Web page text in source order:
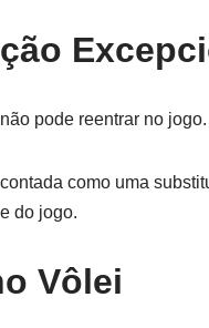
pode reentrar no jogo.
como uma
do jogo.
Vôlei